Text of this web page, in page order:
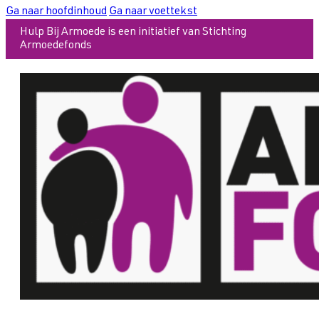
Ga naar hoofdinhoud Ga naar voettekst
Hulp Bij Armoede is een initiatief van Stichting
Armoedefonds